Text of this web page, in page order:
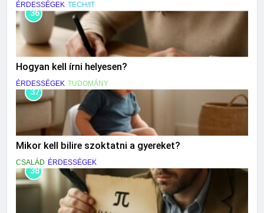
ÉRDESSÉGEK TECH/IT
36
Hogyan kell írni helyesen?
ÉRDESSÉGEK TUDOMÁNY
37
Mikor kell bilire szoktatni a gyereket?
CSALÁD ÉRDESSÉGEK
38